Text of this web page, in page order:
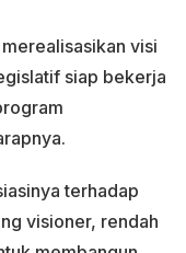
visi
siap bekerja
terhadap
visioner, rendah